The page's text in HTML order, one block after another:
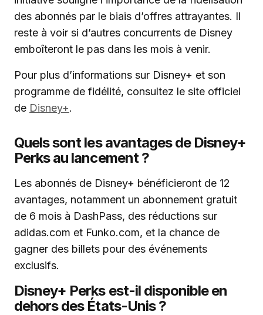
des abonnés par le biais d’offres attrayantes. Il
reste à voir si d’autres concurrents de Disney
emboîteront le pas dans les mois à venir.
Pour plus d’informations sur Disney+ et son
programme de fidélité, consultez le site officiel
de Disney+.
Quels sont les avantages de Disney+
Perks au lancement ?
Les abonnés de Disney+ bénéficieront de 12
avantages, notamment un abonnement gratuit
de 6 mois à DashPass, des réductions sur
adidas.com et Funko.com, et la chance de
gagner des billets pour des événements
exclusifs.
Disney+ Perks est-il disponible en
dehors des États-Unis ?